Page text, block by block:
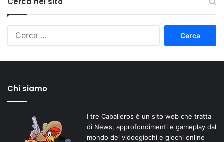
Chi siamo
I tre Caballeros è un sito web che tratta
di News, approfondimenti e gameplay dal
mondo dei videogiochi e giochi online